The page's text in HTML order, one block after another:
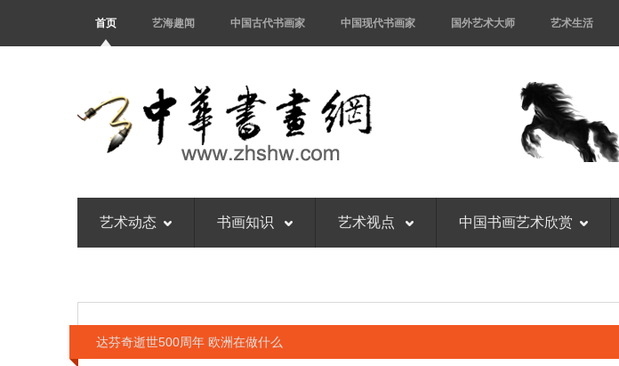
首页 艺海趣闻 中国古代书画家 中国现代书画家 国外艺术大师 艺术生活
艺术动态 书画知识 艺术视点 中国书画艺术欣赏
达芬奇逝世500周年 欧洲在做什么